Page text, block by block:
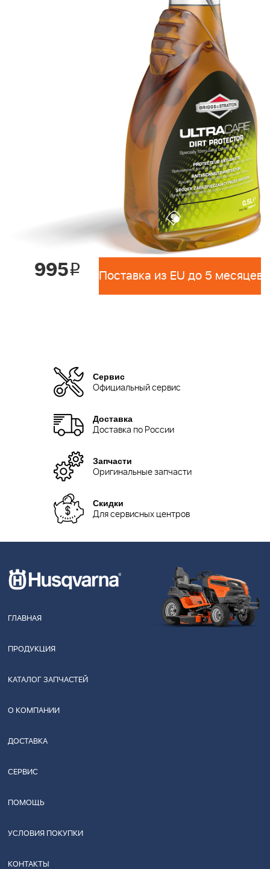
995i Поставка из EU до 5 месяцев
Сервис
Официальный сервис
Доставка
Доставка по России
Запчасти
Оригинальные запчасти
Скидки
Для сервисных центров
ГЛАВНАЯ
ПРОДУКЦИЯ
КАТАЛОГ ЗАПЧАСТЕЙ
О КОМПАНИИ
ДОСТАВКА
СЕРВИС
ПОМОЩЬ
УСЛОВИЯ ПОКУПКИ
КОНТАКТЫ